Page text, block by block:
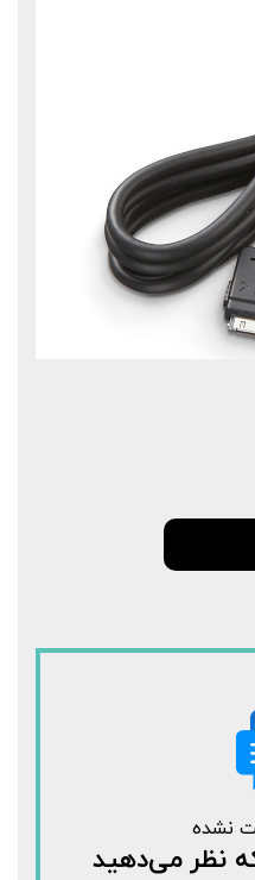
نشده
نظر می‌دهید